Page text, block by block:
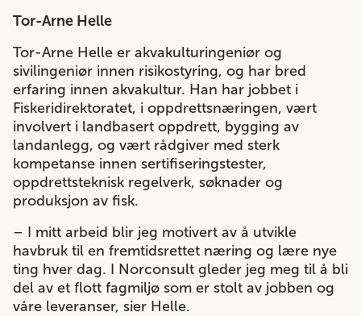
Tor-Arne Helle
Tor-Arne Helle er akvakulturingeniør og
sivilingeniør innen risikostyring, og har bred
erfaring innen akvakultur. Han har jobbet i
Fiskeridirektoratet, i oppdrettsnæringen, vært
involvert i landbasert oppdrett, bygging av
landanlegg, og vært rådgiver med sterk
kompetanse innen sertifiseringstester,
oppdrettsteknisk regelverk, søknader og
produksjon av fisk.
– I mitt arbeid blir jeg motivert av å utvikle
havbruk til en fremtidsrettet næring og lære nye
ting hver dag. I Norconsult gleder jeg meg til å bli
del av et flott fagmiljø som er stolt av jobben og
våre leveranser, sier Helle.